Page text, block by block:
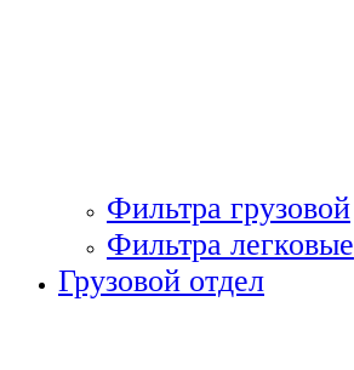
Фильтра грузовой
Фильтра легковые
Грузовой отдел